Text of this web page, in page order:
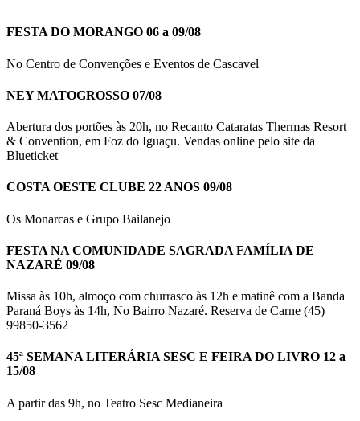
FESTA DO MORANGO 06 a 09/08
No Centro de Convenções e Eventos de Cascavel
NEY MATOGROSSO 07/08
Abertura dos portões às 20h, no Recanto Cataratas Thermas Resort
& Convention, em Foz do Iguaçu. Vendas online pelo site da
Blueticket
COSTA OESTE CLUBE 22 ANOS 09/08
Os Monarcas e Grupo Bailanejo
FESTA NA COMUNIDADE SAGRADA FAMÍLIA DE
NAZARÉ 09/08
Missa às 10h, almoço com churrasco às 12h e matinê com a Banda
Paraná Boys às 14h, No Bairro Nazaré. Reserva de Carne (45)
99850-3562
45ª SEMANA LITERÁRIA SESC E FEIRA DO LIVRO 12 a
15/08
A partir das 9h, no Teatro Sesc Medianeira